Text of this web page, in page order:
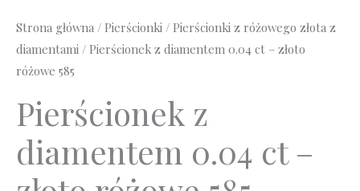
Strona główna / Pierścionki / Pierścionki z różowego złota z
diamentami / Pierścionek z diamentem 0.04 ct – złoto
różowe 585
Pierścionek z
diamentem 0.04 ct –